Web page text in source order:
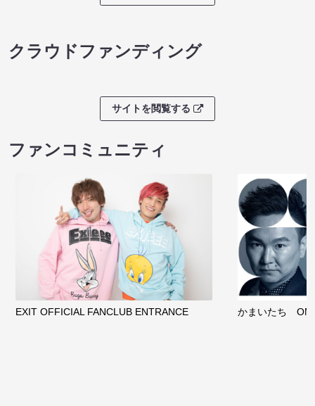
クラウドファンディング
サイトを閲覧する
ファンコミュニティ
EXIT OFFICIAL FANCLUB ENTRANCE かまいたち